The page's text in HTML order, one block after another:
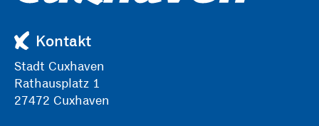
Kontakt
Stadt Cuxhaven
Rathausplatz 1
27472 Cuxhaven